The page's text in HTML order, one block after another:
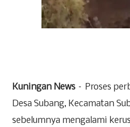
Kuningan News – Proses
Desa Subang, Kecamatan
sebelumnya mengalami